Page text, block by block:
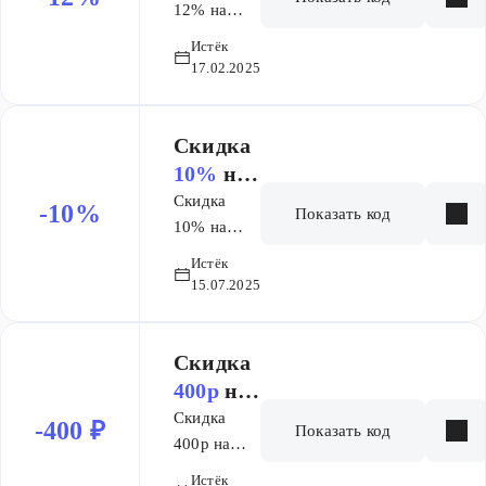
12% на
месяц
учеников в
предмете
Экстры
ОГЭ
Истёк
17.02.2025
-10%
Скидка
10% на
заказ
Скидка
10% на
месяц
+9 месяцев
ЕГЭ
Истёк
15.07.2025
Показать код
-400 ₽
Скидка
400р на
первый
месяц
обучени
Скидка
400р на
Истёк
Показать код